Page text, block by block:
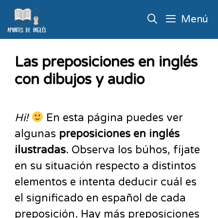
Menú
Las preposiciones en inglés
con dibujos y audio
Hi!
En esta página puedes ver
algunas preposiciones en inglés
ilustradas. Observa los búhos, fíjate
en su situación respecto a distintos
elementos e intenta deducir cuál es
el significado en español de cada
preposición. Hay más preposiciones